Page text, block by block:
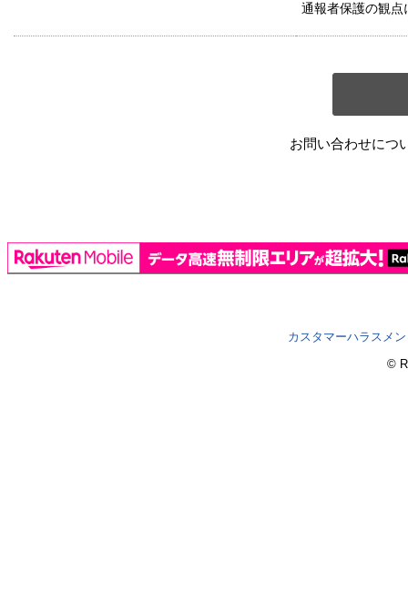
通報者保護の観点
お問い合わせにつ
カスタマーハラスメ
©